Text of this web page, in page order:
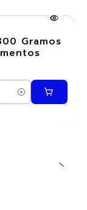
Gramos